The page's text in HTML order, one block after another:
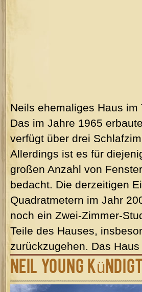
Neils ehemaliges Haus
Das im Jahre 1965
verfügt über drei
Allerdings ist es für
großen Anzahl von
bedacht. Die derzeitigen
Quadratmetern im Jahr
noch ein Zwei-Zimmer-
Teile des Hauses,
zurückzugehen. Das
Neil Young